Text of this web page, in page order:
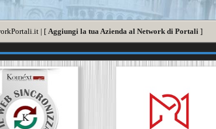
| [ Aggiungi la tua Azienda al Network di Portali ]